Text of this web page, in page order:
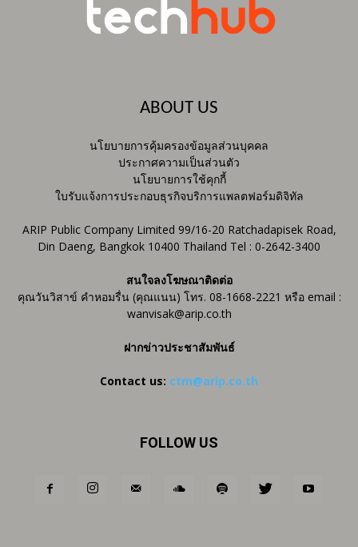
ABOUT US
นโยบายการคุ้มครองข้อมูลส่วนบุคคล
ประกาศความเป็นส่วนตัว
นโยบายการใช้คุกกี้
ใบรับแจ้งการประกอบธุรกิจบริการแพลตฟอร์มดิจิทัล
ARIP Public Company Limited 99/16-20 Ratchadapisek Road,
Din Daeng, Bangkok 10400 Thailand Tel : 0-2642-3400
สนใจลงโฆษณาติดต่อ
คุณวันวิสาข์ คำหอมรื่น (คุณแนน) โทร. 08-1668-2221 หรือ email :
wanvisak@arip.co.th
ฝากข่าวประชาสัมพันธ์
Contact us: ctm@arip.co.th
FOLLOW US